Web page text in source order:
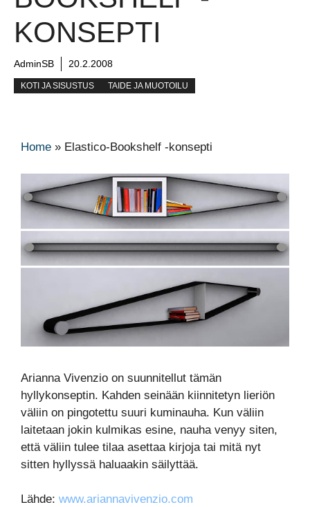
KONSEPTI
AdminSB 20.2.2008
KOTI JA SISUSTUS TAIDE JA MUOTOILU
Home » Elastico-Bookshelf -konsepti
Arianna Vivenzio on suunnitellut tämän
hyllykonseptin. Kahden seinään kiinnitetyn lieriön
väliin on pingotettu suuri kuminauha. Kun väliin
laitetaan jokin kulmikas esine, nauha venyy siten,
että väliin tulee tilaa asettaa kirjoja tai mitä nyt
sitten hyllyssä haluaakin säilyttää.
Lähde: www.ariannavivenzio.com